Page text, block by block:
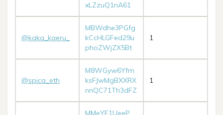
xLZzuQ1nA61
@kaka_kaeru_
MBWdhe3PGfg
kCcHLGFed29u
phoZWjZX5Bt
1
@spica_eth
M8WGyw6Yfm
ksFJwMgBXXRX
nnQC71Th3dFZ
1
MMeYF1UeeP